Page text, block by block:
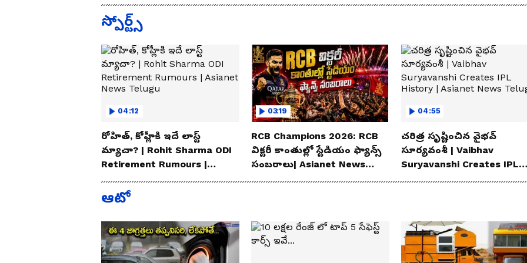
స్పోర్ట్స్
04:12
రోహిత్, కోహ్లీకి ఇదే లాస్ట్
మ్యాచా? | Rohit Sharma ODI
Retirement Rumours |
Asianet News Telugu
03:19
RCB Champions 2026: RCB
విక్టరీ కాంతుల్లో స్టేడియం ఫ్యాన్స్
సంబరాలు| Asianet News
Telugu
04:55
చరిత్ర సృష్టించిన వైభవ్
సూర్యవంశీ | Vaibhav
Suryavanshi Creates IPL
History | Asianet News
ఆటో